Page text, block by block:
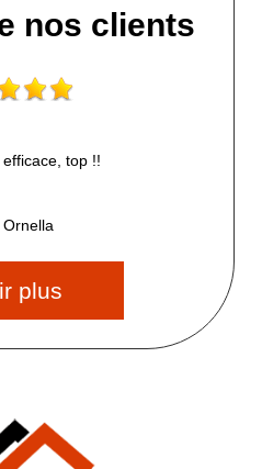
nos clients
top !!
Ornella
plus